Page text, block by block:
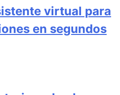
virtual para
en segundos